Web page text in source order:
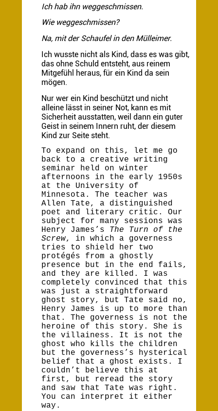
Ich hab ihn weggeschmissen.
Wie weggeschmissen?
Na, mit der Schaufel in den Mülleimer.
Ich wusste nicht als Kind, dass es was gibt,
das ohne Schuld entsteht, aus reinem
Mitgefühl heraus, für ein Kind da sein
mögen.
Nur wer ein Kind beschützt und nicht
alleine lässt in seiner Not, kann es mit
Sicherheit ausstatten, weil dann ein guter
Geist in seinem Innern ruht, der diesem
Kind zur Seite steht.
To expand on this, let me go
back to a creative writing
seminar held on winter
afternoons in the early 1950s
at the University of
Minnesota. The teacher was
Allen Tate, a distinguished
poet and literary critic. Our
subject for many sessions was
Henry James’s
The Turn of the
Screw, in which a governess
tries to shield her two
protégés from a ghostly
presence but in the end fails,
and they are killed. I was
completely convinced that this
was just a straightforward
ghost story, but Tate said no,
Henry James is up to more than
that. The governess is not the
heroine of this story. She is
the villainess. It is not the
ghost who kills the children
but the governess’s hysterical
belief that a ghost exists. I
couldn’t believe this at
first, but reread the story
and saw that Tate was right.
You can interpret it either
way.